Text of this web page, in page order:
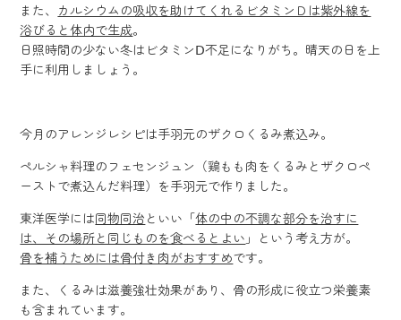
また、 カルシウムの吸収を助けてくれるビタミンＤは紫外線を
浴びると体内で生成。
日照時間の少ない冬はビタミンⅮ不足になりがち。晴天の日を上
手に利用しましょう。
今月のアレンジレシピは手羽元のザクロくるみ煮込み。
ペルシャ料理のフェセンジュン（鶏もも肉をくるみとザクロペ
ーストで煮込んだ料理）を手羽元で作りました。
東洋医学には同物同治 といい「体の中の不調な部分を治すに
は、その場所と同じものを食べるとよい 」という考え方が。
骨を補うためには骨付き肉がおすすめです。
また、くるみは滋養強壮効果があり、骨の形成に役立つ栄養素
も含まれています。